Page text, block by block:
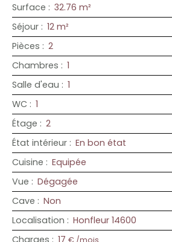
Surface : 32.76 m²
Séjour : 12 m²
Pièces : 2
Chambres : 1
Salle d'eau : 1
WC : 1
Étage : 2
État intérieur : En bon état
Cuisine : Equipée
Vue : Dégagée
Cave : Non
Localisation : Honfleur 14600
Charges : 17 € /mois